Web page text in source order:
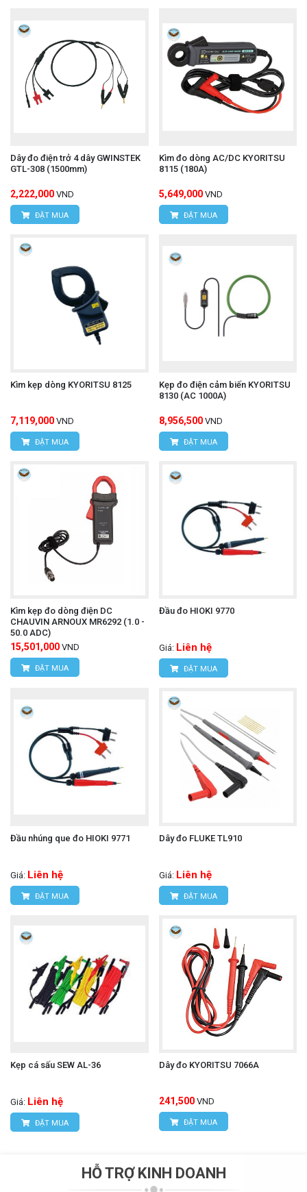
Dây đo điện trở 4 dây GWINSTEK
GTL-308 (1500mm)
2,222,000 VND
ĐẶT MUA
Kìm đo dòng AC/DC KYORITSU
8115 (180A)
5,649,000 VND
ĐẶT MUA
Kìm kẹp dòng KYORITSU 8125
7,119,000 VND
ĐẶT MUA
Kẹp đo điện cảm biến KYORITSU
8130 (AC 1000A)
8,956,500 VND
ĐẶT MUA
Kìm kẹp đo dòng điện DC
CHAUVIN ARNOUX MR6292 (1.0 -
50.0 ADC)
15,501,000 VND
ĐẶT MUA
Đầu đo HIOKI 9770
Giá: Liên hệ
ĐẶT MUA
Đầu nhúng que đo HIOKI 9771
Giá: Liên hệ
ĐẶT MUA
Dây đo FLUKE TL910
Giá: Liên hệ
ĐẶT MUA
Kẹp cá sấu SEW AL-36
Giá: Liên hệ
ĐẶT MUA
Dây đo KYORITSU 7066A
241,500 VND
ĐẶT MUA
HỖ TRỢ KINH DOANH